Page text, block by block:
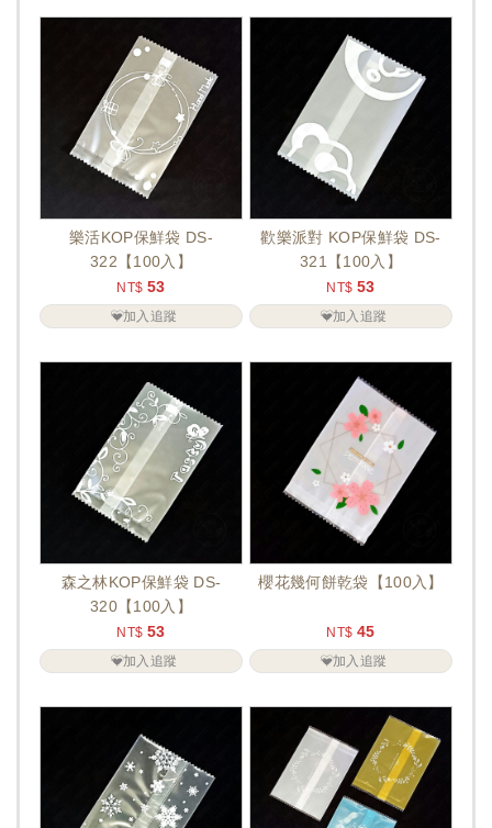
樂活KOP保鮮袋 DS-
322【100入】
NT$ 53
加入追蹤
歡樂派對 KOP保鮮袋 DS-
321【100入】
NT$ 53
加入追蹤
森之林KOP保鮮袋 DS-
320【100入】
NT$ 53
加入追蹤
櫻花幾何餅乾袋【100入】
NT$ 45
加入追蹤